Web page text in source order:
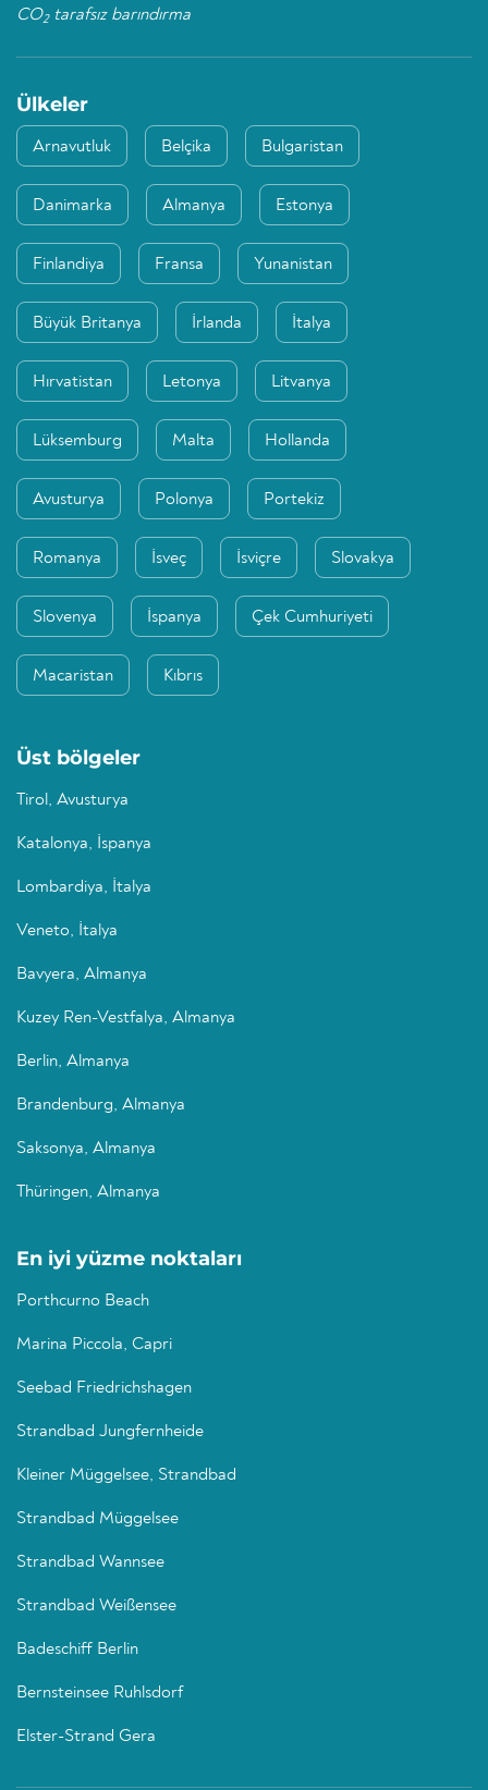
CO2tarafsız barındırma
Ülkeler
Arnavutluk Belçika Bulgaristan
Danimarka Almanya Estonya
Finlandiya Fransa Yunanistan
Büyük Britanya İrlanda İtalya
Hırvatistan Letonya Litvanya
Lüksemburg Malta Hollanda
Avusturya Polonya Portekiz
Romanya İsveç İsviçre Slovakya
Slovenya İspanya Çek Cumhuriyeti
Macaristan Kıbrıs
Üst bölgeler
Tirol, Avusturya
Katalonya, İspanya
Lombardiya, İtalya
Veneto, İtalya
Bavyera, Almanya
Kuzey Ren-Vestfalya, Almanya
Berlin, Almanya
Brandenburg, Almanya
Saksonya, Almanya
Thüringen, Almanya
En iyi yüzme noktaları
Porthcurno Beach
Marina Piccola, Capri
Seebad Friedrichshagen
Strandbad Jungfernheide
Kleiner Müggelsee, Strandbad
Strandbad Müggelsee
Strandbad Wannsee
Strandbad Weißensee
Badeschiff Berlin
Bernsteinsee Ruhlsdorf
Elster-Strand Gera